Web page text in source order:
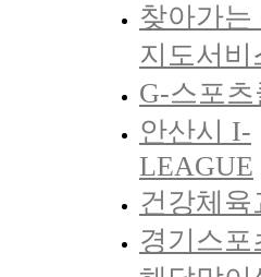
찾아가는
지도서비
G-스포츠
안산시 I-
LEAGUE
건강체육
경기스포